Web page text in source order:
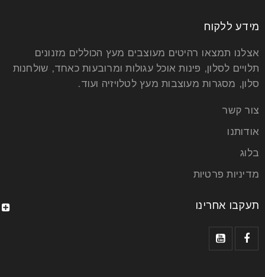
מידע ללקוח
אצלנו תמצאו רהיטים מעוצבים מעץ הכוללים מזנונים
תלויים לסלון, פינות אוכל עגולות ומרובעות כאחד, שולחנות
סלון, מסגרות מעוצבות מעץ לטלויזיה ועוד.
צור קשר
אודותנו
בלוג
מדיניות פרטיות
תעקבו אחרינו